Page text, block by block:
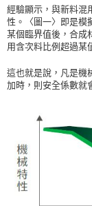
經驗顯示，與新料混
性。〈圖一〉即是模
某個臨界值後，合成
用含次料比例超過某
這也就是說，凡是機
加時，則安全係數就